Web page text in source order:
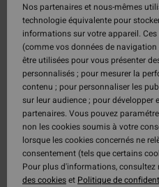
Nos partenaires et nous-mêmes
technologie équivalente pour
informations sur votre appareil.
(comme vos données de
être utilisées pour vous présenter
personnalisés ; pour mesurer la
contenu ; pour personnaliser les
sur leur audience ; pour développer
partenaires. Vous pouvez
non les cookies soumis à votre
lorsque les cookies concernés ne
consentement (tels que certains
Pour plus d'informations, consultez
des cookieset Politique de